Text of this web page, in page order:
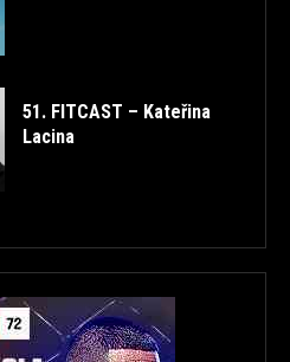
51. FITCAST – Kateřina
Lacina